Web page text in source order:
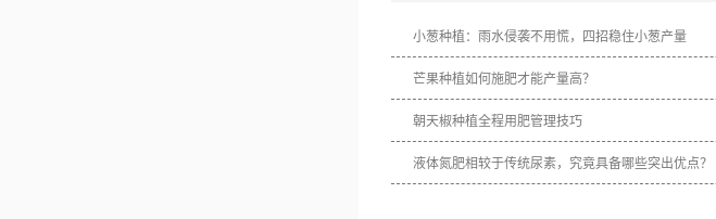
小葱种植：雨水侵袭不用慌，四招稳住小葱产量
芒果种植如何施肥才能产量高？
朝天椒种植全程用肥管理技巧
液体氮肥相较于传统尿素，究竟具备哪些突出优点？